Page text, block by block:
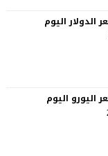
اليوم
اليوم